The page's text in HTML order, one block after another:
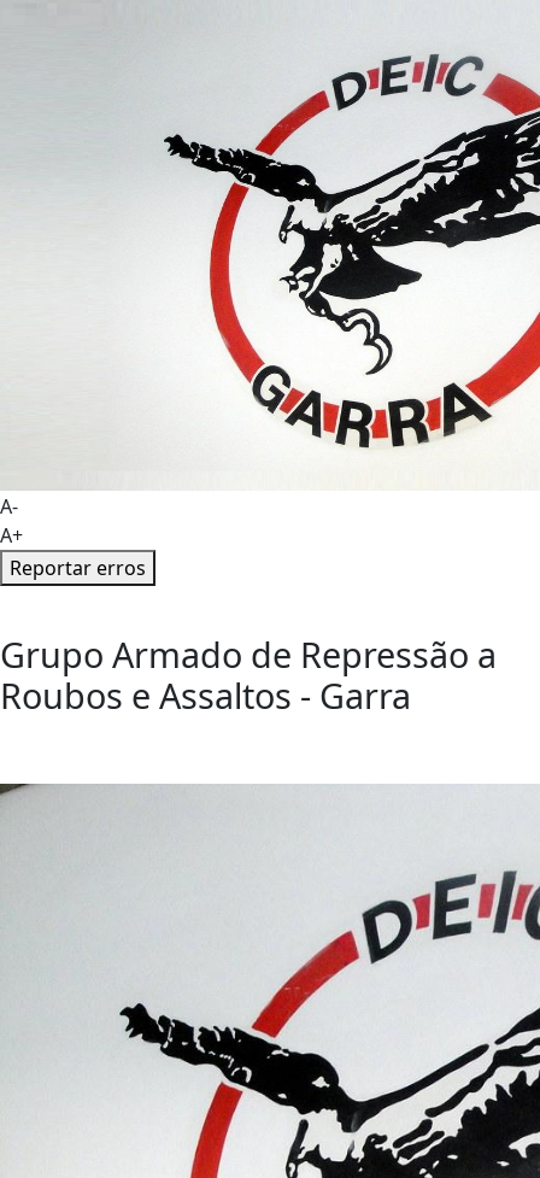
A-
A+
Reportar erros
Grupo Armado de Repressão a
Roubos e Assaltos - Garra